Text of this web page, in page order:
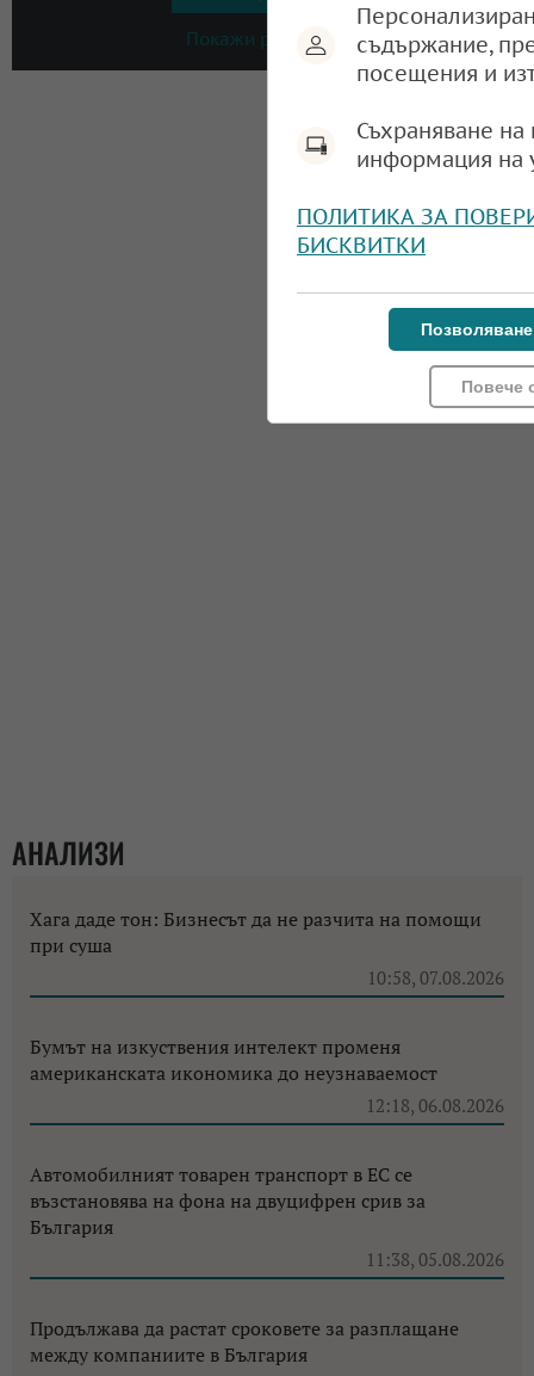
Покажи резултати
АНАЛИЗИ
Хага даде тон: Бизнесът да не разчита на помощи
при суша
10:58, 07.08.2026
Бумът на изкуствения интелект променя
американската икономика до неузнаваемост
12:18, 06.08.2026
Автомобилният товарен транспорт в ЕС се
възстановява на фона на двуцифрен срив за
България
11:38, 05.08.2026
Продължава да растат сроковете за разплащане
между компаниите в България
съдържание,
посещения и
Съхраняване
информация на
ПОЛИТИКА ЗА
БИСКВИТКИ
Повече